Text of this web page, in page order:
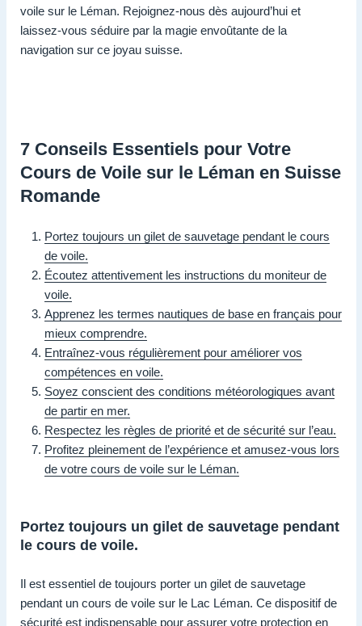
voile sur le Léman. Rejoignez-nous dès aujourd’hui et
laissez-vous séduire par la magie envoûtante de la
navigation sur ce joyau suisse.
7 Conseils Essentiels pour Votre
Cours de Voile sur le Léman en Suisse
Romande
Portez toujours un gilet de sauvetage pendant le cours
de voile.
Écoutez attentivement les instructions du moniteur de
voile.
Apprenez les termes nautiques de base en français pour
mieux comprendre.
Entraînez-vous régulièrement pour améliorer vos
compétences en voile.
Soyez conscient des conditions météorologiques avant
de partir en mer.
Respectez les règles de priorité et de sécurité sur l’eau.
Profitez pleinement de l’expérience et amusez-vous lors
de votre cours de voile sur le Léman.
Portez toujours un gilet de sauvetage pendant
le cours de voile.
Il est essentiel de toujours porter un gilet de sauvetage
pendant un cours de voile sur le Lac Léman. Ce dispositif de
sécurité est indispensable pour assurer votre protection en